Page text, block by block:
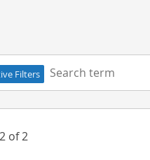
Filters
Search term:
of2